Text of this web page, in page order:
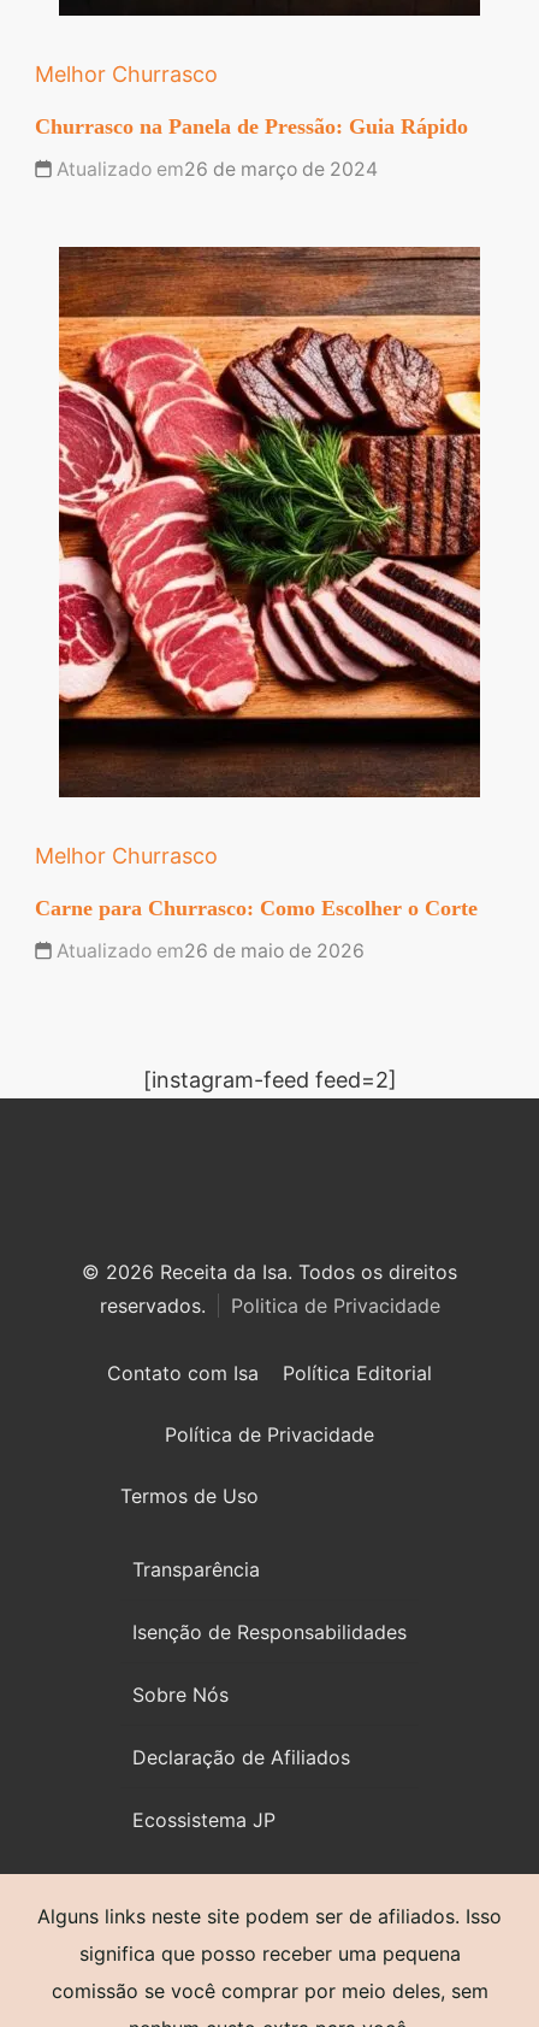
Melhor Churrasco
Churrasco na Panela de Pressão: Guia Rápido
Atualizado em26 de março de 2024
Melhor Churrasco
Carne para Churrasco: Como Escolher o Corte
Atualizado em26 de maio de 2026
[instagram-feed feed=2]
© 2026 Receita da Isa. Todos os direitos
reservados.
Politica de Privacidade
Contato com Isa Política Editorial
Política de Privacidade
Termos de Uso
Transparência
Isenção de Responsabilidades
Sobre Nós
Declaração de Afiliados
Ecossistema JP
Alguns links neste site podem ser de afiliados. Isso
significa que posso receber uma pequena
comissão se você comprar por meio deles, sem